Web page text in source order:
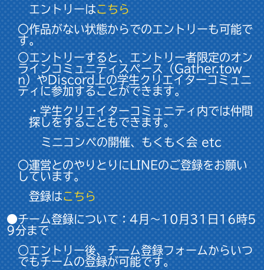
エントリーはこちら
○作品がない状態からでのエントリーも可能で
す。
○エントリーすると、エントリー者限定のオン
ラインコミュニティスペース（Gather.tow
n）やDiscord上の学生クリエイターコミュニ
ティに参加することができます。
・学生クリエイターコミュニティ内では仲間
探しをすることもできます。
ミニコンペの開催、もくもく会 etc
○運営とのやりとりにLINEのご登録をお願い
しています。
登録はこちら
●チーム登録について：4月～10月31日16時5
9分まで
○エントリー後、チーム登録フォームからいつ
でもチームの登録が可能です。